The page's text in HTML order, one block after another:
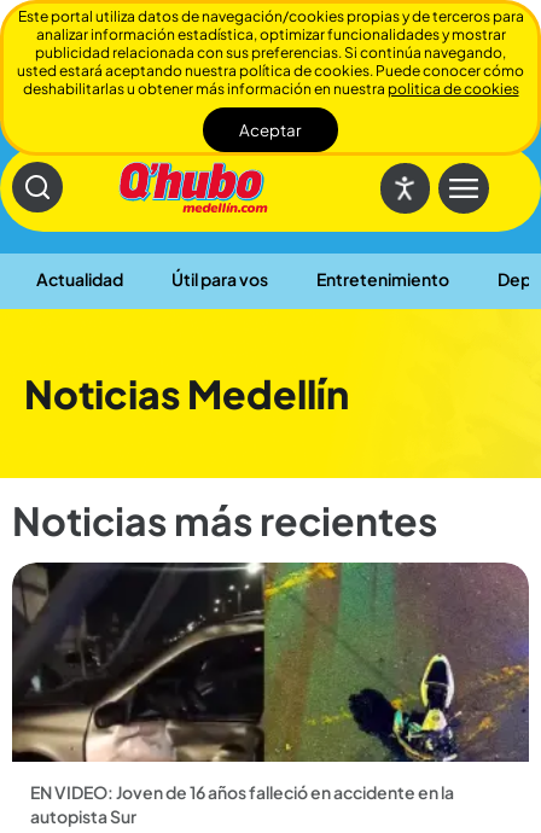
Actualidad Útil para vos Entretenimiento
Cerrar
Noticias Medellín
Noticias más recientes
EN VIDEO: Joven de 16 años falleció en accidente en la
autopista Sur
Este portal utiliza datos de navegación/cookies propias y de terceros para
analizar información estadística, optimizar funcionalidades y mostrar
publicidad relacionada con sus preferencias. Si continúa navegando,
usted estará aceptando nuestra política de cookies. Puede conocer cómo
deshabilitarlas u obtener más información en nuestra politica de cookies
Aceptar